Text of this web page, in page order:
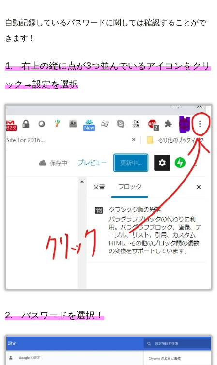
自動記録しているパスワードに関しては確認することがで
きます！
1. 右上の縦に点が3つ並んでいるアイコンをクリ
ック→設定を選択
2. パスワードを選択！